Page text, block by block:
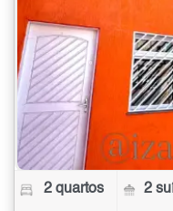
2 quartos 2